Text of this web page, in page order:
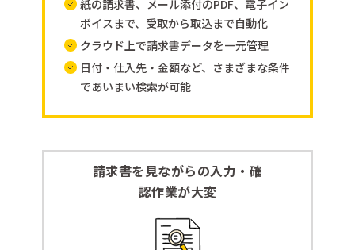
紙の請求書、メール添付のPDF、電子イン
ボイスまで、受取から取込まで自動化
クラウド上で請求書データを一元管理
日付・仕入先・金額など、さまざまな条件
であいまい検索が可能
請求書を見ながらの入力・確
認作業が大変